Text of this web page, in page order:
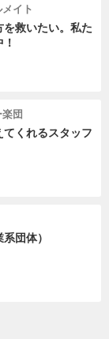
イト
を救いたい。私た
団
くれるスタッフ
団体）